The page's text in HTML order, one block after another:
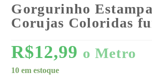
Gorgurinho
Corujas Coloridas
R$12,99 o Metro
10 em estoque